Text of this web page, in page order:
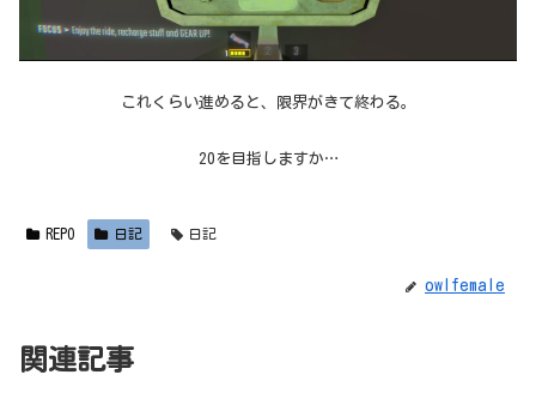
これくらい進めると、限界がきて終わる。
20を目指しますか…
REPO 日記 日記
owlfemale
関連記事